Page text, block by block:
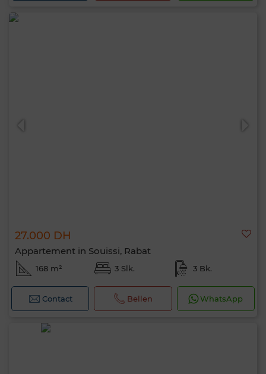
27.000 DH
Appartement in Souissi, Rabat
168 m² 3 Slk. 3 Bk.
Contact Bellen WhatsApp